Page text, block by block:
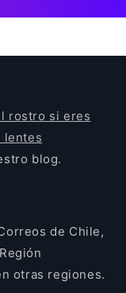
rostro si eres
lentes
blog.
de Chile,
otras regiones.